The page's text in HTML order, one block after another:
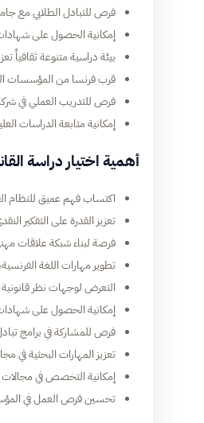
فرص للتبادل الطلابي مع
إمكانية الحصول على
بيئة دراسية متنوعة ثقافياً
قرب فرنسا من المؤسسات
فرص للتدريب العملي في
إمكانية متابعة الدراسات
أهمية اختيار دراسة
اكتساب فهم عميق للنظام
تعزيز القدرة على التفكير
فرصة لبناء شبكة علاقات
تطوير مهارات اللغة
التعرض لوجهات نظر قانونية
إمكانية الحصول على
فرص للمشاركة في برامج
تعزيز المهارات البحثية في
إمكانية التخصص في مجالات
تحسين فرص العمل في